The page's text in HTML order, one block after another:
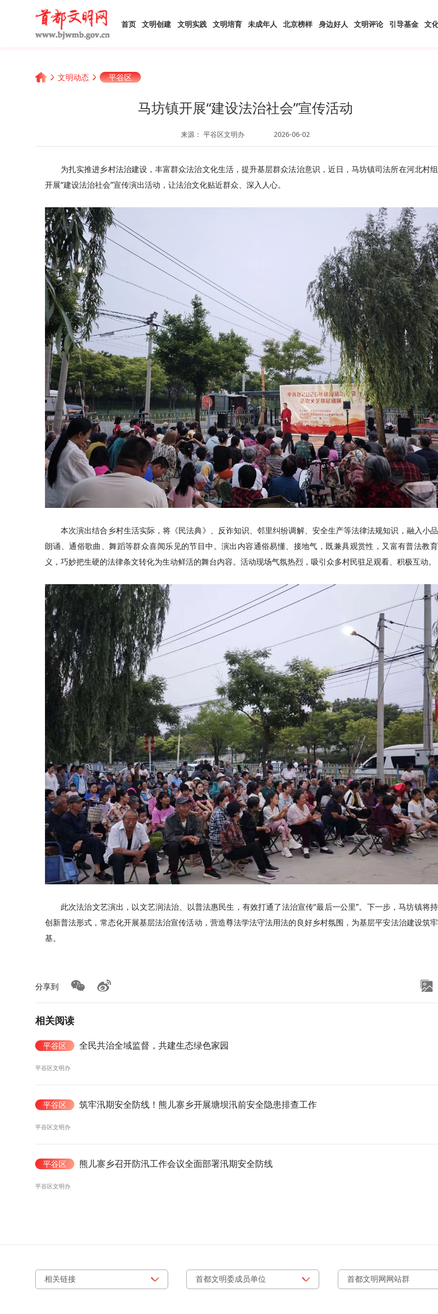
首页 文明创建 文明实践 文明培育 未成年人 北京榜样 身边好人 文明评论 引导基金 文
文明动态 平谷区
马坊镇开展“建设法治社会”宣传活动
来源： 平谷区文明办 2026-06-02
为扎实推进乡村法治建设，丰富群众法治文化生活，提升基层群众法治意识，近日，马坊镇司法所在河北村
开展“建设法治社会”宣传演出活动，让法治文化贴近群众、深入人心。
本次演出结合乡村生活实际，将《民法典》、反诈知识、邻里纠纷调解、安全生产等法律法规知识，融入小
朗诵、通俗歌曲、舞蹈等群众喜闻乐见的节目中。演出内容通俗易懂、接地气，既兼具观赏性，又富有普法教
义，巧妙把生硬的法律条文转化为生动鲜活的舞台内容。活动现场气氛热烈，吸引众多村民驻足观看、积极互动。
此次法治文艺演出，以文艺润法治、以普法惠民生，有效打通了法治宣传“最后一公里”。下一步，马坊镇将
创新普法形式，常态化开展基层法治宣传活动，营造尊法学法守法用法的良好乡村氛围，为基层平安法治建设筑
基。
分享到
相关阅读
平谷区 全民共治全域监督，共建生态绿色家园
平谷区文明办
平谷区 筑牢汛期安全防线！熊儿寨乡开展塘坝汛前安全隐患排查工作
平谷区文明办
平谷区 熊儿寨乡召开防汛工作会议全面部署汛期安全防线
平谷区文明办